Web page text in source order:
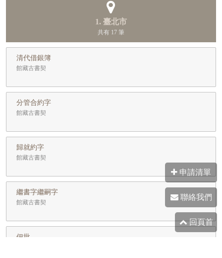
1. 臺北市
共有 17 筆
清代借銀簿
館藏古書契
分管合約字
館藏古書契
歸就約字
館藏古書契
繼書字繼嗣字
館藏古書契
佃批
申請清單
聯絡我們
回頁首